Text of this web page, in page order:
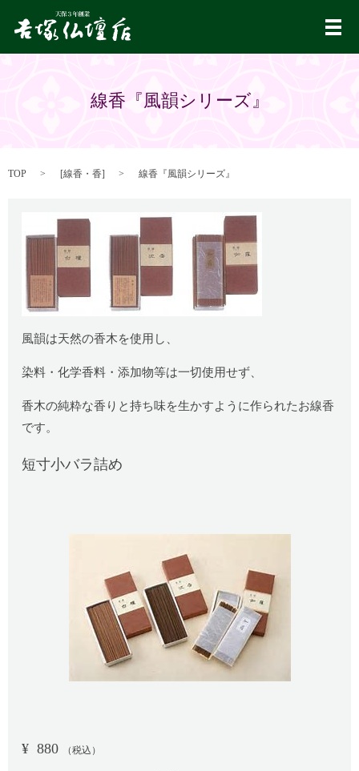
メ
線香『風韻シリーズ』
TOP [線香・香] 線香『風韻シリーズ』
風韻は天然の香木を使用し、
染料・化学香料・添加物等は一切使用せず、
香木の純粋な香りと持ち味を生かすように作られたお線香
です。
短寸小バラ詰め
¥880 （税込）